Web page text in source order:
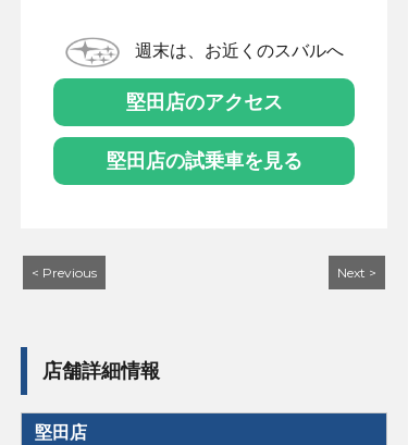
週末は、お近くのスバルへ
堅田店のアクセス
堅田店の試乗車を見る
< Previous Next >
店舗詳細情報
堅田店